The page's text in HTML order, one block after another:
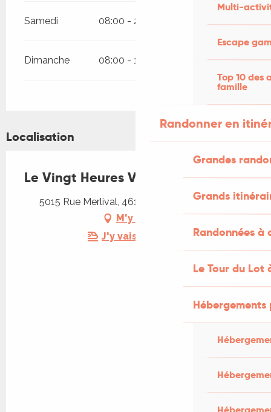
Multi-
Escape
Top 10 des
famille
Randonner en
Grandes
Grands
Randonnées
Le Tour du Lot
Samedi 08:00 - 23:00
Dimanche 08:00 - 14:00
Localisation
Le Vingt Heures Vingt
5015 Rue Merlival, 46120 Lacapelle-Marival
M'y rendre
J'y vais en train !